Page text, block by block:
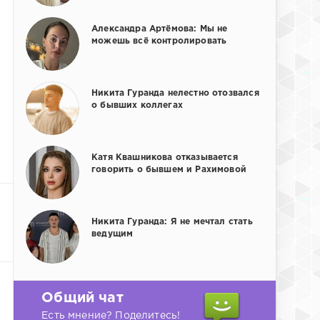
Александра Артёмова: Мы не
можешь всё контролировать
Никита Гуранда нелестно отозвался
о бывших коллегах
Катя Квашникова отказывается
говорить о бывшем и Рахимовой
Никита Гуранда: Я не мечтал стать
ведущим
Общий чат
Есть мнение? Поделитесь!